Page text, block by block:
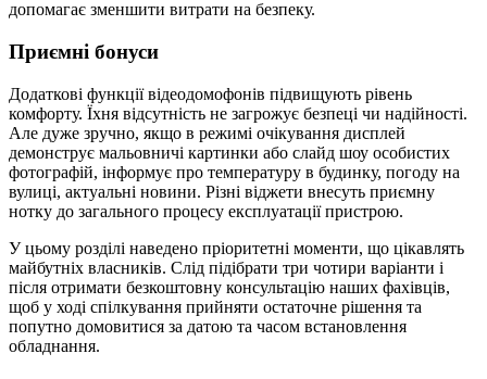
допомагає зменшити витрати на безпеку.
Приємні бонуси
Додаткові функції відеодомофонів підвищують рівень
комфорту. Їхня відсутність не загрожує безпеці чи надійності.
Але дуже зручно, якщо в режимі очікування дисплей
демонструє мальовничі картинки або слайд шоу особистих
фотографій, інформує про температуру в будинку, погоду на
вулиці, актуальні новини. Різні віджети внесуть приємну
нотку до загального процесу експлуатації пристрою.
У цьому розділі наведено пріоритетні моменти, що цікавлять
майбутніх власників. Слід підібрати три чотири варіанти і
після отримати безкоштовну консультацію наших фахівців,
щоб у ході спілкування прийняти остаточне рішення та
попутно домовитися за датою та часом встановлення
обладнання.